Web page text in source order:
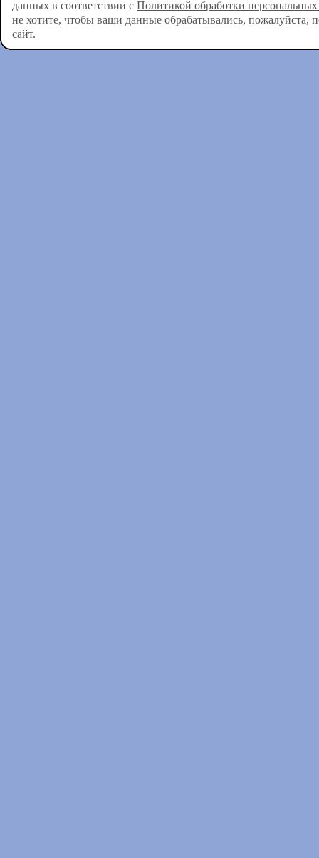
данных в соответствии с Политикой обработки
не хотите, чтобы ваши данные обрабатывались, пожалуйста,
сайт.